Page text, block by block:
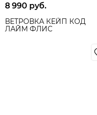
8 990 руб.
ВЕТРОВКА КЕЙП КОД
ЛАЙМ ФЛИС